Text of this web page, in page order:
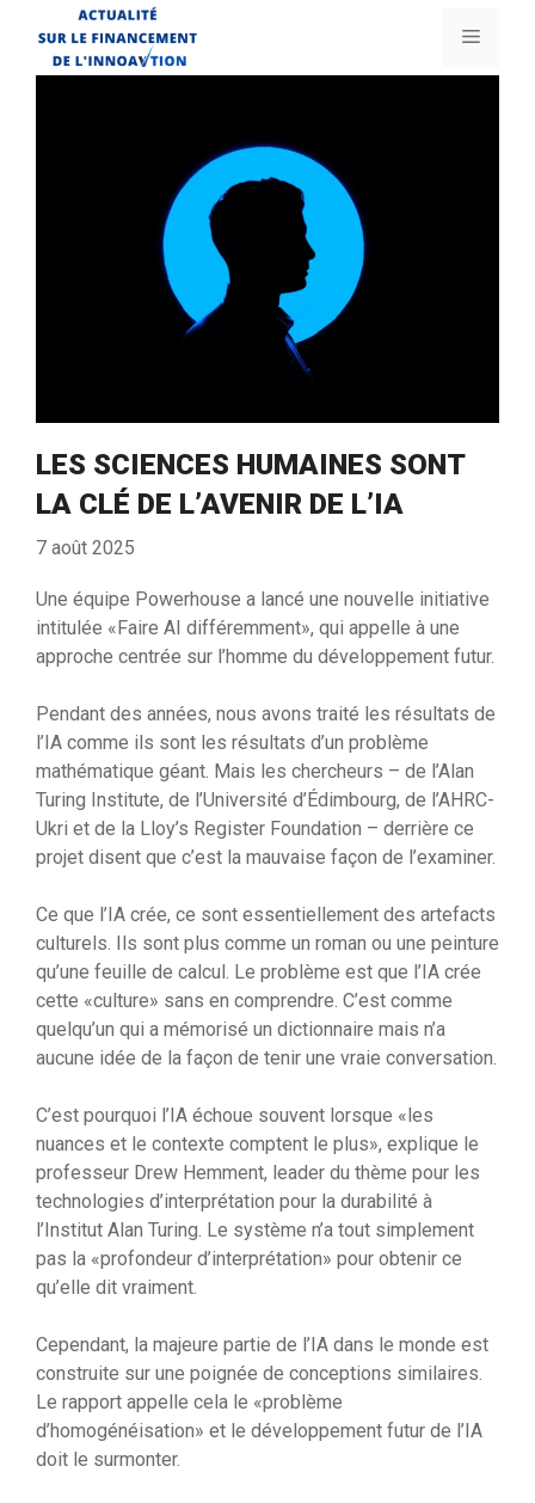
contenu
Menu
LES SCIENCES HUMAINES SONT
LA CLÉ DE L’AVENIR DE L’IA
7 août 2025
Une équipe Powerhouse a lancé une nouvelle initiative
intitulée «Faire AI différemment», qui appelle à une
approche centrée sur l’homme du développement futur.
Pendant des années, nous avons traité les résultats de
l’IA comme ils sont les résultats d’un problème
mathématique géant. Mais les chercheurs – de l’Alan
Turing Institute, de l’Université d’Édimbourg, de l’AHRC-
Ukri et de la Lloy’s Register Foundation – derrière ce
projet disent que c’est la mauvaise façon de l’examiner.
Ce que l’IA crée, ce sont essentiellement des artefacts
culturels. Ils sont plus comme un roman ou une peinture
qu’une feuille de calcul. Le problème est que l’IA crée
cette «culture» sans en comprendre. C’est comme
quelqu’un qui a mémorisé un dictionnaire mais n’a
aucune idée de la façon de tenir une vraie conversation.
C’est pourquoi l’IA échoue souvent lorsque «les
nuances et le contexte comptent le plus», explique le
professeur Drew Hemment, leader du thème pour les
technologies d’interprétation pour la durabilité à
l’Institut Alan Turing. Le système n’a tout simplement
pas la «profondeur d’interprétation» pour obtenir ce
qu’elle dit vraiment.
Cependant, la majeure partie de l’IA dans le monde est
construite sur une poignée de conceptions similaires.
Le rapport appelle cela le «problème
d’homogénéisation» et le développement futur de l’IA
doit le surmonter.